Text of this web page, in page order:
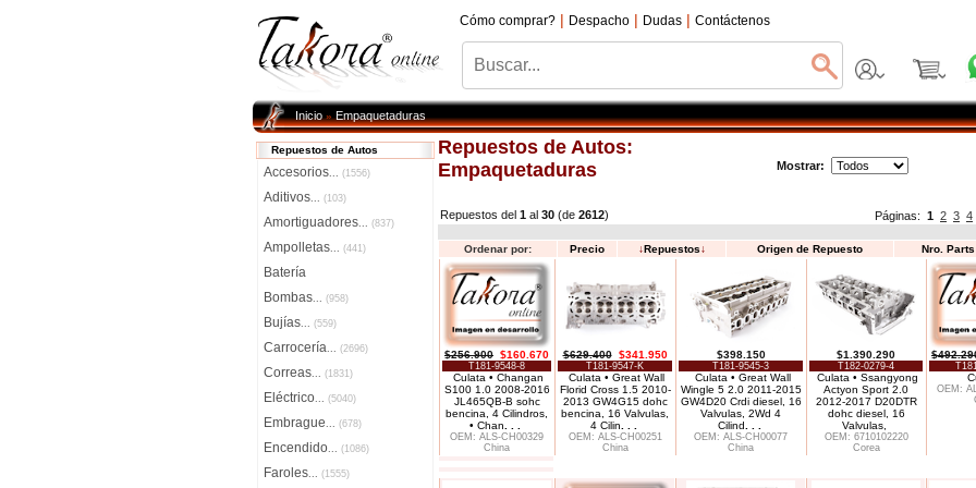
Cómo comprar? | Despacho | Dudas | Contáctenos
Inicio»Empaquetaduras
Repuestos de Autos
Accesorios... (1556)
Aditivos... (103)
Amortiguadores... (837)
Ampolletas... (441)
Batería
Bombas... (958)
Bujías... (559)
Carrocería... (2696)
Correas... (1831)
Eléctrico... (5040)
Embrague... (678)
Encendido... (1086)
Faroles... (1555)
Repuestos de Autos:
Empaquetaduras
Mostrar:
Repuestos del 1 al 30 (de 2612) Páginas: 1 2 3 4
Ordenar por: Precio ↓Repuestos↓ Origen de Repuesto Nro.
$256.900 $160.670
T181-9548-8
Culata • Changan
S100 1.0 2008-2016
JL465QB-B sohc
bencina, 4 Cilindros,
• Chan
OEM: ALS-CH00329
China
$629.400 $341.950
T181-9547-K
Culata • Great Wall
Florid Cross 1.5 2010-
2013 GW4G15 dohc
bencina, 16 Valvulas,
4 Cilin
OEM: ALS-CH00251
China
$398.150
T181-9545-3
Culata • Great Wall
Wingle 5 2.0 2011-2015
GW4D20 Crdi diesel, 16
Valvulas, 2Wd 4
Cilind
OEM: ALS-CH00077
China
$1.390.290
T182-0279-4
Culata • Ssangyong
Actyon Sport 2.0
2012-2017 D20DTR
dohc diesel, 16
Valvulas,
OEM: 6710102220
Corea
OEM: